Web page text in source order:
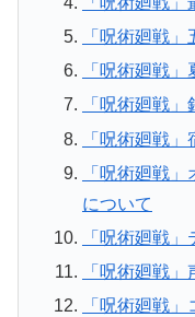
「呪術廻戦
「呪術廻戦
「呪術廻戦
「呪術廻戦
「呪術廻戦
について
「呪術廻戦
「呪術廻戦
「呪術廻戦